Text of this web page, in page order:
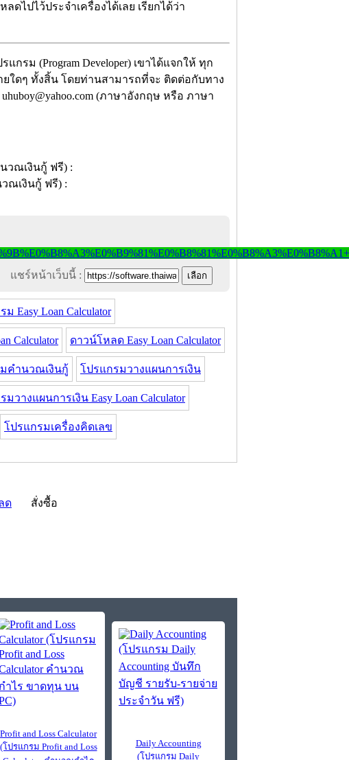
ดไปไว้ประจำเครื่องได้เลย เรียกได้ว่า
กรม (Program Developer) เขาได้แจกให้ ทุก
ใดๆ ทั้งสิ้น โดยท่านสามารถที่จะ ติดต่อกับทาง
(ภาษาอังกฤษ หรือ ภาษา
แชร์หน้าเว็บนี้ :
ม Easy Loan Calculator
Calculator ดาวน์โหลด Easy Loan Calculator
คำนวณเงินกู้ โปรแกรมวางแผนการเงิน
มวางแผนการเงิน Easy Loan Calculator
โปรแกรมเครื่องคิดเลข
ด สั่งซื้อ
Profit and Loss Calculator
(โปรแกรม Profit and Loss
Daily Accounting
(โปรแกรม Daily